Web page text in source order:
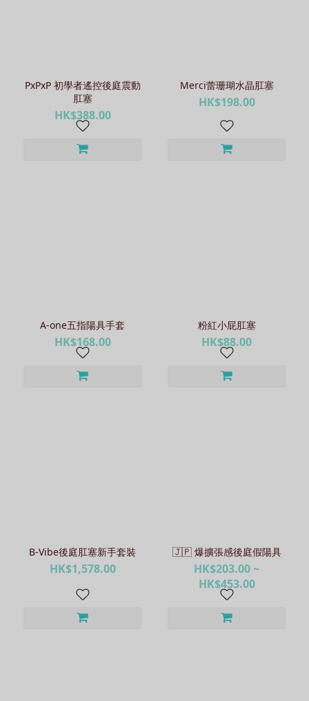
PxPxP 初學者遙控後庭震動
肛塞
HK$388.00
Merci蕾珊瑚水晶肛塞
HK$198.00
A-one五指陽具手套
HK$168.00
粉紅小屁肛塞
HK$88.00
B-Vibe後庭肛塞新手套裝
HK$1,578.00
🇯🇵 爆擴張感後庭假陽具
HK$203.00 ~
HK$453.00